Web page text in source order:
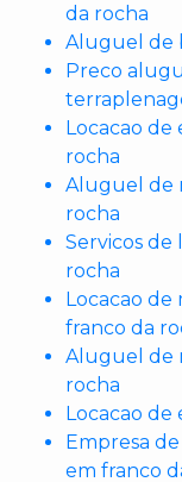
da rocha
Aluguel de
Preco
Locacao de
rocha
Aluguel de
rocha
Servicos
rocha
Locacao
franco da
Aluguel de
rocha
Locacao de
Empresa
em franco